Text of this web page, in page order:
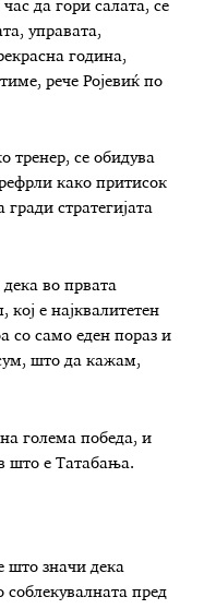
да гори салата, се
управата,
година,
рече Ројевиќ по
тренер, се обидува
како притисок
гради стратегијата
дека во првата
е најквалитетен
со само еден пораз и
што да кажам,
голема победа, и
што е Татабања.
што значи дека
пред